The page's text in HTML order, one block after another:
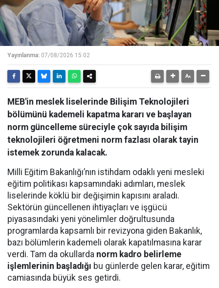
Yayınlanma: 07/08/2026 15:02
MEB'in meslek liselerinde Bilişim Teknolojileri
bölümünü kademeli kapatma kararı ve başlayan
norm güncelleme süreciyle çok sayıda bilişim
teknolojileri öğretmeni norm fazlası olarak tayin
istemek zorunda kalacak.
Milli Eğitim Bakanlığı’nın istihdam odaklı yeni mesleki
eğitim politikası kapsamındaki adımları, meslek
liselerinde köklü bir değişimin kapısını araladı.
Sektörün güncellenen ihtiyaçları ve işgücü
piyasasındaki yeni yönelimler doğrultusunda
programlarda kapsamlı bir revizyona giden Bakanlık,
bazı bölümlerin kademeli olarak kapatılmasına karar
verdi. Tam da okullarda norm kadro belirleme
işlemlerinin başladığı bu günlerde gelen karar, eğitim
camiasında büyük ses getirdi.